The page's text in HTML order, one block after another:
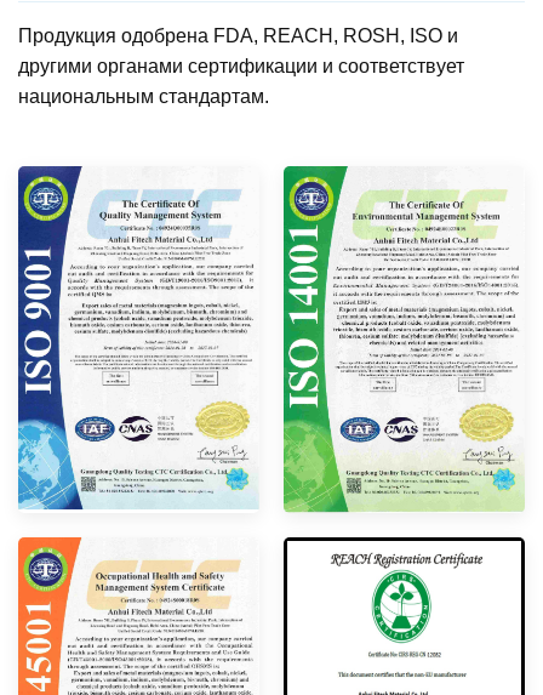
Продукция одобрена FDA, REACH, ROSH, ISO и
другими органами сертификации и соответствует
национальным стандартам.